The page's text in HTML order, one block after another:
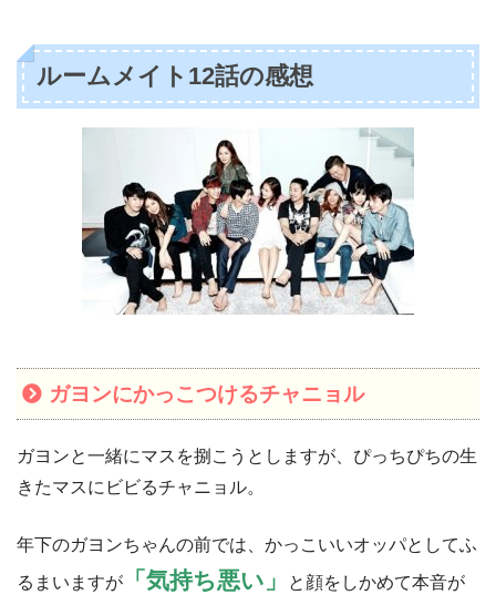
ルームメイト12話の感想
ガヨンにかっこつけるチャニョル
ガヨンと一緒にマスを捌こうとしますが、ぴっちぴちの生
きたマスにビビるチャニョル。
年下のガヨンちゃんの前では、かっこいいオッパとしてふ
るまいますが
「気持ち悪い」
と顔をしかめて本音が